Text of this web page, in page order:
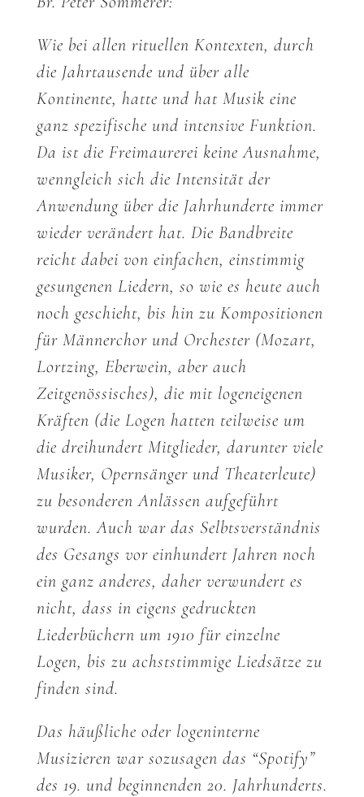
Wie bei allen rituellen Kontexten, durch
die Jahrtausende und über alle
Kontinente, hatte und hat Musik eine
ganz spezifische und intensive Funktion.
Da ist die Freimaurerei keine Ausnahme,
wenngleich sich die Intensität der
Anwendung über die Jahrhunderte immer
wieder verändert hat. Die Bandbreite
reicht dabei von einfachen, einstimmig
gesungenen Liedern, so wie es heute auch
noch geschieht, bis hin zu Kompositionen
für Männerchor und Orchester (Mozart,
Lortzing, Eberwein, aber auch
Zeitgenössisches), die mit logeneigenen
Kräften (die Logen hatten teilweise um
die dreihundert Mitglieder, darunter viele
Musiker, Opernsänger und Theaterleute)
zu besonderen Anlässen aufgeführt
wurden. Auch war das Selbtsverständnis
des Gesangs vor einhundert Jahren noch
ein ganz anderes, daher verwundert es
nicht, dass in eigens gedruckten
Liederbüchern um 1910 für einzelne
Logen, bis zu achststimmige Liedsätze zu
finden sind.
Das häußliche oder logeninterne
Musizieren war sozusagen das “Spotify”
des 19. und beginnenden 20. Jahrhunderts.